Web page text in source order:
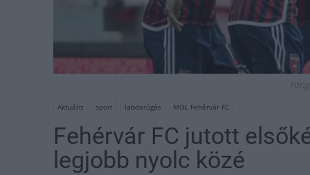
Aktuális sport labdarúgás MOL Fehérvár FC
Fehérvár FC jutott
legjobb nyolc közé